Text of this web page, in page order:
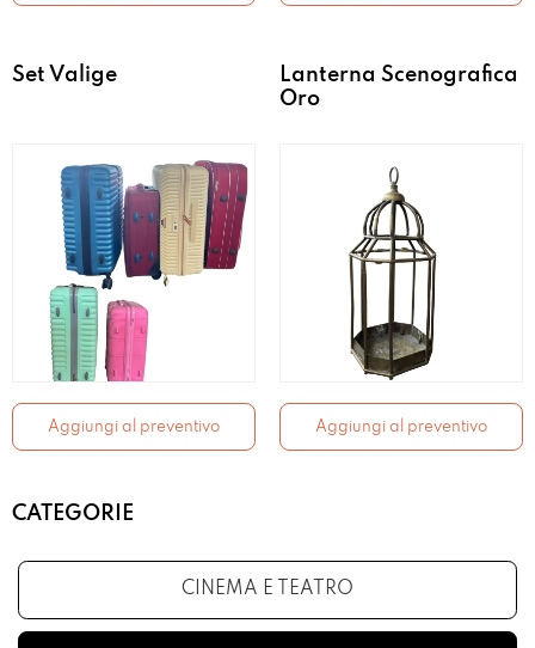
Set Valige
Aggiungi al preventivo
Lanterna Scenografica
Oro
Aggiungi al preventivo
CATEGORIE
CINEMA E TEATRO